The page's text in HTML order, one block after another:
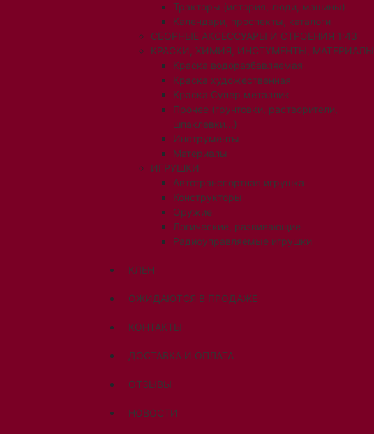
Тракторы (история, люди, машины)
Календари, проспекты, каталоги
СБОРНЫЕ АКСЕССУАРЫ И СТРОЕНИЯ 1:43
КРАСКИ, ХИМИЯ, ИНСТУМЕНТЫ, МАТЕРИАЛЫ
Краска водоразбавляемая
Краска художественная
Краска Супер металлик
Прочее (грунтовки, растворители,
шпаклевки...)
Инструменты
Материалы
ИГРУШКИ
Автотранспортная игрушка
Конструкторы
Оружие
Логические, развивающие
Радиоуправляемые игрушки
КЛЕН
ОЖИДАЮТСЯ В ПРОДАЖЕ
КОНТАКТЫ
ДОСТАВКА И ОПЛАТА
ОТЗЫВЫ
НОВОСТИ